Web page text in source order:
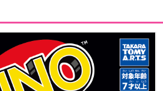
よくあるご質問